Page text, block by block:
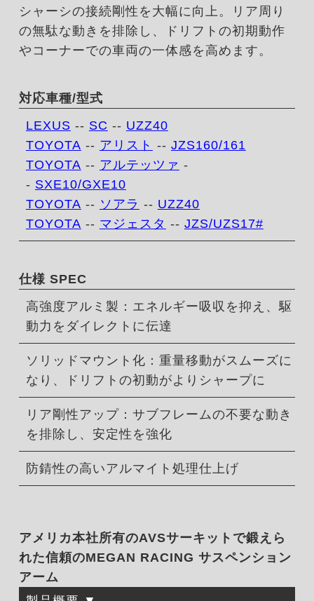
シャーシの接続剛性を大幅に向上。リア周り
の無駄な動きを排除し、ドリフトの初期動作
やコーナーでの車両の一体感を高めます。
対応車種/型式
LEXUS -- SC -- UZZ40
TOYOTA -- アリスト -- JZS160/161
TOYOTA -- アルテッツァ -
- SXE10/GXE10
TOYOTA -- ソアラ -- UZZ40
TOYOTA -- マジェスタ -- JZS/UZS17#
仕様 SPEC
高強度アルミ製：エネルギー吸収を抑え、駆
動力をダイレクトに伝達
ソリッドマウント化：重量移動がスムーズに
なり、ドリフトの初動がよりシャープに
リア剛性アップ：サブフレームの不要な動き
を排除し、安定性を強化
防錆性の高いアルマイト処理仕上げ
アメリカ本社所有のAVSサーキットで鍛えら
れた信頼のMEGAN RACING サスペンション
アーム